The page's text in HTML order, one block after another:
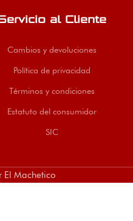
al Cliente
Cambios y devoluciones
Política de privacidad
Términos y condiciones
Estatuto del consumidor
SIC
Machetico